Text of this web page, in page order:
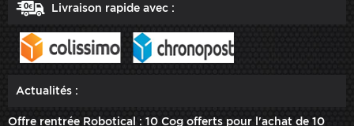
Livraison rapide avec :
Actualités :
Offre rentrée Robotical : 10 Cog offerts pour l'achat de 10